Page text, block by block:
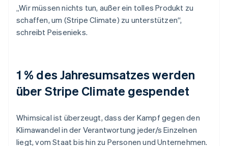
„Wir müssen nichts tun, außer ein tolles Produkt zu
schaffen, um (Stripe Climate) zu unterstützen“,
schreibt Peisenieks.
1 % des Jahresumsatzes werden
über Stripe Climate gespendet
Whimsical ist überzeugt, dass der Kampf gegen den
Klimawandel in der Verantwortung jeder/s Einzelnen
liegt, vom Staat bis hin zu Personen und Unternehmen.